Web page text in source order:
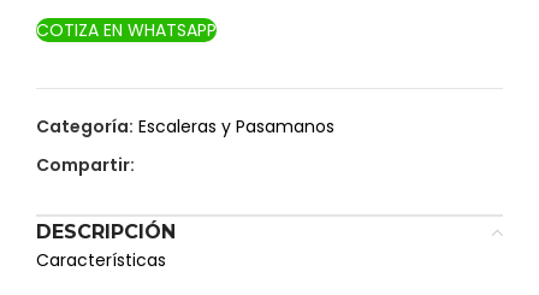
COTIZA EN WHATSAPP
Categoría: Escaleras y Pasamanos
Compartir:
DESCRIPCIÓN
Características